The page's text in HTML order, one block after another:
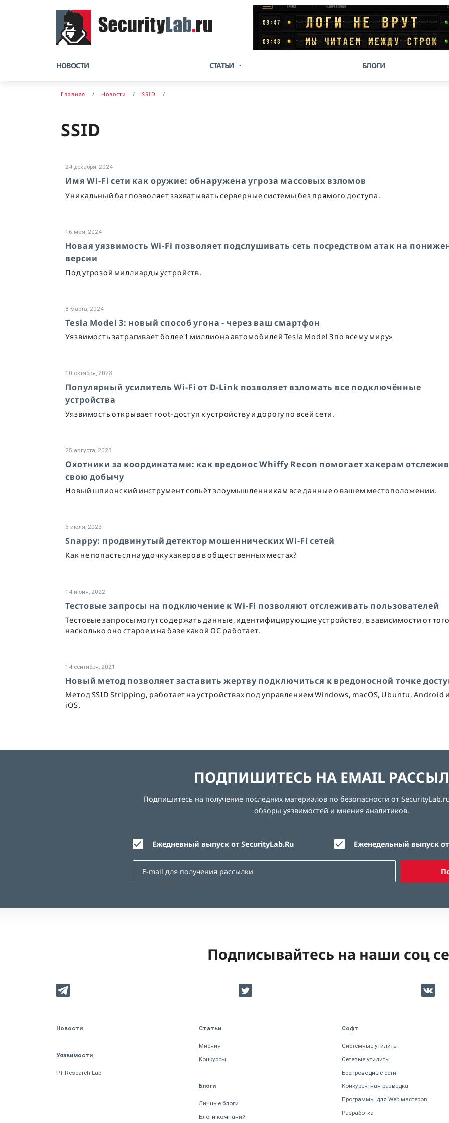
НОВОСТИ СТАТЬИ БЛОГИ
Главная Новости SSID
SSID
24 декабря, 2024
Имя Wi-Fi сети как оружие: обнаружена угроза массовых взломов
Уникальный баг позволяет захватывать серверные системы без прямого доступа.
16 мая, 2024
Новая уязвимость Wi-Fi позволяет подслушивать сеть посредством атак на
версии
Под угрозой миллиарды устройств.
8 марта, 2024
Tesla Model 3: новый способ угона - через ваш смартфон
Уязвимость затрагивает более 1 миллиона автомобилей Tesla Model 3 по всему миру»
10 октября, 2023
Популярный усилитель Wi-Fi от D-Link позволяет взломать все подключённые
устройства
Уязвимость открывает root-доступ к устройству и дорогу по всей сети.
25 августа, 2023
Охотники за координатами: как вредонос Whiffy Recon помогает хакерам
свою добычу
Новый шпионский инструмент сольёт злоумышленникам все данные о вашем местоположении.
3 июля, 2023
Snappy: продвинутый детектор мошеннических Wi-Fi сетей
Как не попасться на удочку хакеров в общественных местах?
14 июня, 2022
Тестовые запросы на подключение к Wi-Fi позволяют отслеживать пользователей
Тестовые запросы могут содержать данные, идентифицирующие устройство, в зависимости от
насколько оно старое и на базе какой ОС работает.
14 сентября, 2021
Новый метод позволяет заставить жертву подключиться к вредоносной точке
Метод SSID Stripping, работает на устройствах под управлением Windows, macOS, Ubuntu, Android
iOS.
ПОДПИШИТЕСЬ НА EMAIL
Подпишитесь на получение последних материалов по безопасности от
обзоры уязвимостей и мнения аналитиков.
Ежедневный выпуск от SecurityLab.Ru Еженедельный выпуск
Подписывайтесь на наши соц
Новости
Уязвимости
PT Research Lab
Статьи
Мнения
Конкурсы
Блоги
Личные блоги
Блоги компаний
Софт
Системные утилиты
Сетевые утилиты
Беспроводные сети
Конкурентная разведка
Программы для Web мастеров
Разработка